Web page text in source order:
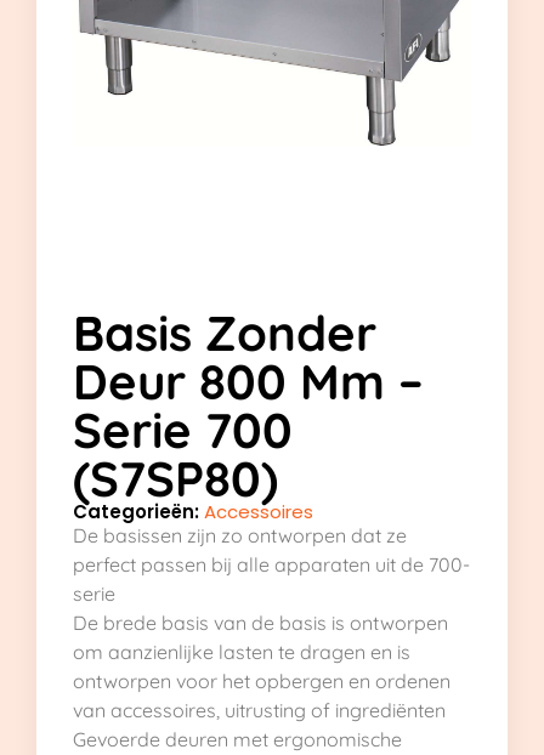
Basis Zonder
Deur 800 Mm –
Serie 700
(S7SP80)
Categorieën:Accessoires
De basissen zijn zo ontworpen dat ze
perfect passen bij alle apparaten uit de 700-
serie
De brede basis van de basis is ontworpen
om aanzienlijke lasten te dragen en is
ontworpen voor het opbergen en ordenen
van accessoires, uitrusting of ingrediënten
Gevoerde deuren met ergonomische